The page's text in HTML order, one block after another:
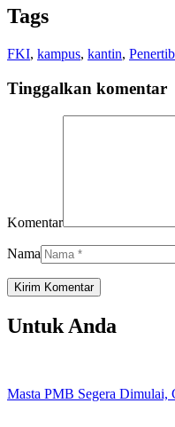
Tags
FKI, kampus, kantin,
Tinggalkan komentar
Komentar
Nama
Untuk Anda
Masta PMB Segera Dimulai,